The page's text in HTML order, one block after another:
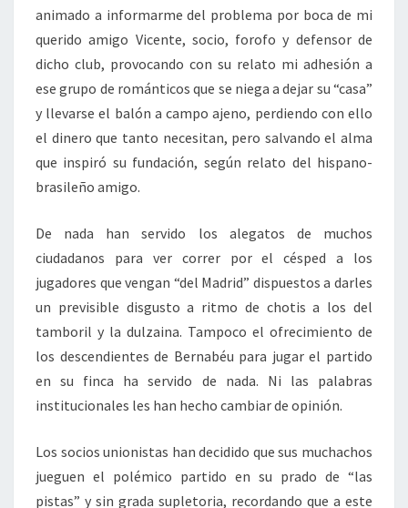
animado a informarme del problema por boca de mi
querido amigo Vicente, socio, forofo y defensor de
dicho club, provocando con su relato mi adhesión a
ese grupo de románticos que se niega a dejar su “casa”
y llevarse el balón a campo ajeno, perdiendo con ello
el dinero que tanto necesitan, pero salvando el alma
que inspiró su fundación, según relato del hispano-
brasileño amigo.
De nada han servido los alegatos de muchos
ciudadanos para ver correr por el césped a los
jugadores que vengan “del Madrid” dispuestos a darles
un previsible disgusto a ritmo de chotis a los del
tamboril y la dulzaina. Tampoco el ofrecimiento de
los descendientes de Bernabéu para jugar el partido
en su finca ha servido de nada. Ni las palabras
institucionales les han hecho cambiar de opinión.
Los socios unionistas han decidido que sus muchachos
jueguen el polémico partido en su prado de “las
pistas” y sin grada supletoria, recordando que a este